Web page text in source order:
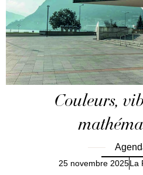
Couleurs,
25 novembre 2025La